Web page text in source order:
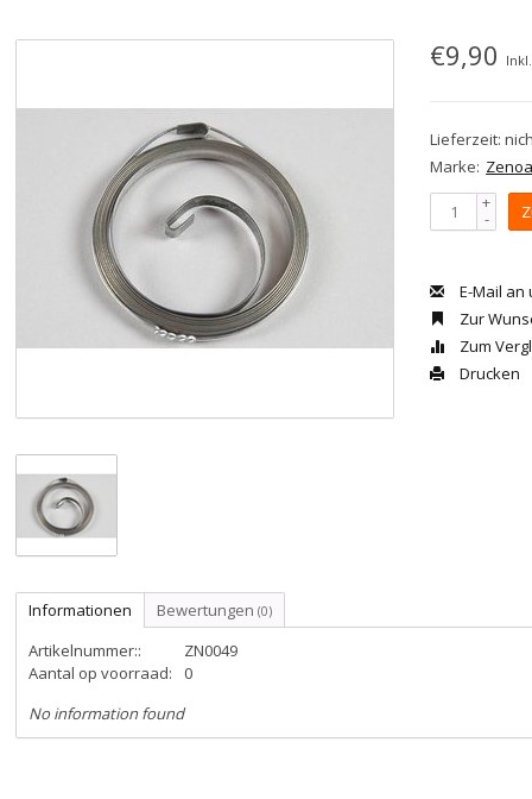
€9,90
Lieferzeit:
Marke:
+
-
E-Mail
Zur
Zum
Drucken
Informationen Bewertungen (0)
Artikelnummer::
ZN0049
Aantal op voorraad:
0
No information found